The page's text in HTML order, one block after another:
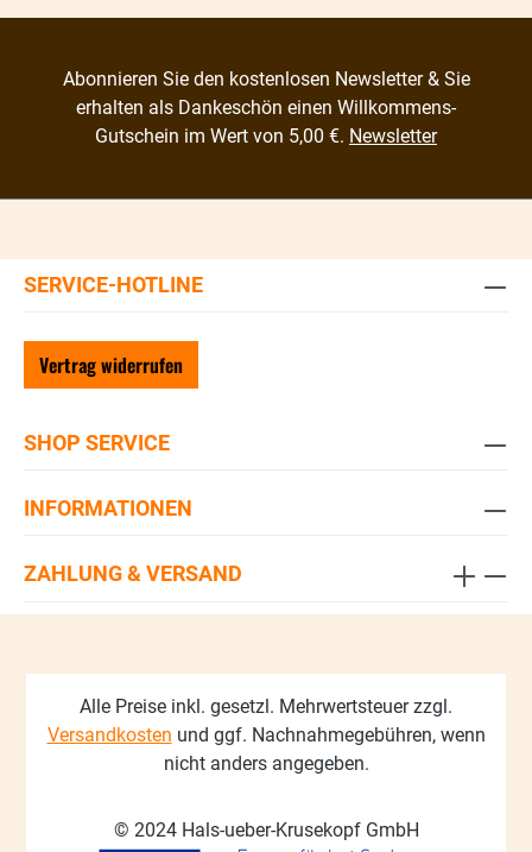
Abonnieren Sie den kostenlosen Newsletter & Sie
erhalten als Dankeschön einen Willkommens-
Gutschein im Wert von 5,00 €. Newsletter
SERVICE-HOTLINE
Vertrag widerrufen
SHOP SERVICE
INFORMATIONEN
ZAHLUNG & VERSAND
Alle Preise inkl. gesetzl. Mehrwertsteuer zzgl.
Versandkosten und ggf. Nachnahmegebühren, wenn
nicht anders angegeben.
© 2024 Hals-ueber-Krusekopf GmbH